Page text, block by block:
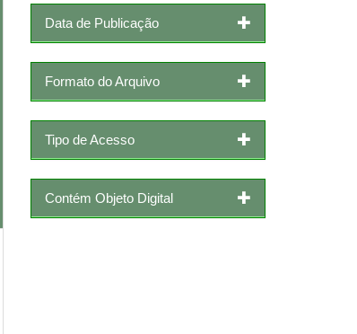
Data de Publicação
Formato do Arquivo
Tipo de Acesso
Contém Objeto Digital